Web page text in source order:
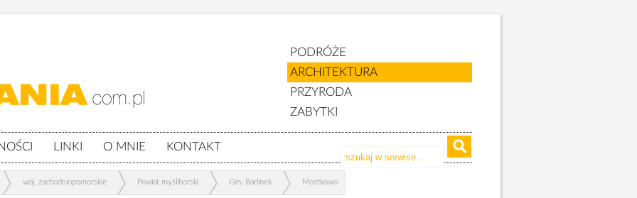
PODRÓŻE
ARCHITEKTURA
PRZYRODA
ZABYTKI
LINKI O MNIE KONTAKT
woj. zachodniopomorskie Powiat myśliborski Gm. Barlinek Mostkowo